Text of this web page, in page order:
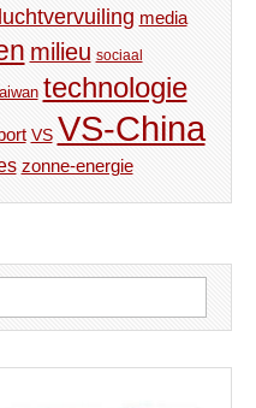
luchtvervuiling media
milieu sociaal
technologie
VS VS-China
zonne-energie